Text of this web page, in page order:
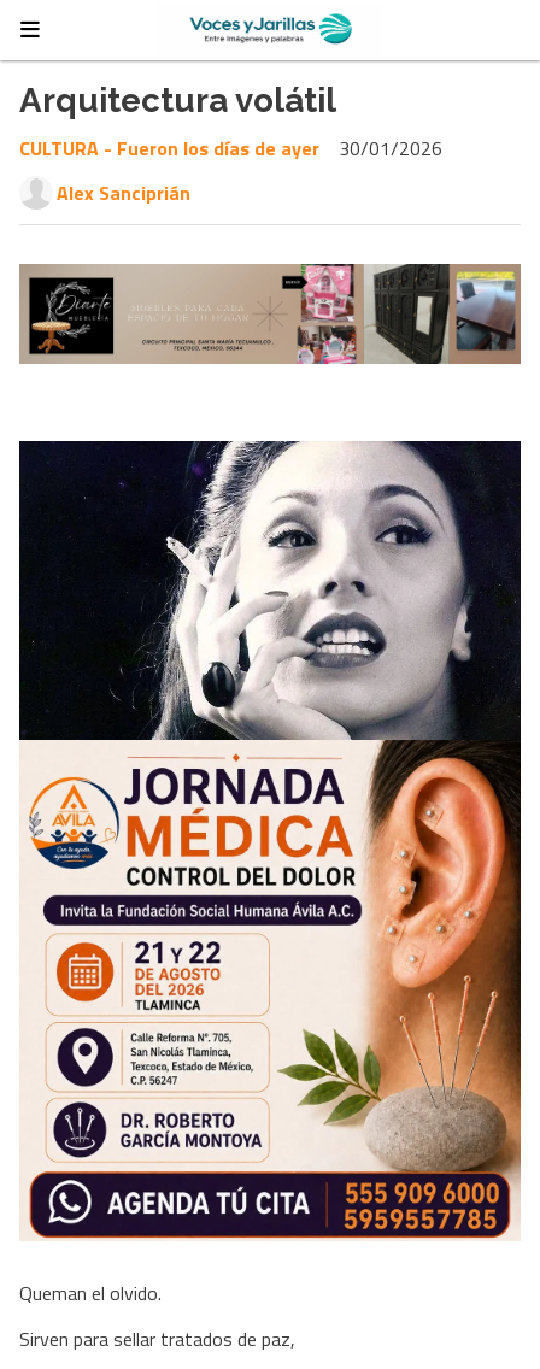
Arquitectura volátil
CULTURA - Fueron los días de ayer
30/01/2026
Alex Sanciprián
Queman el olvido.
Sirven para sellar tratados de paz,